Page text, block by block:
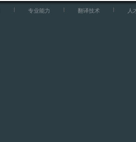
专业能力 翻译技术 人